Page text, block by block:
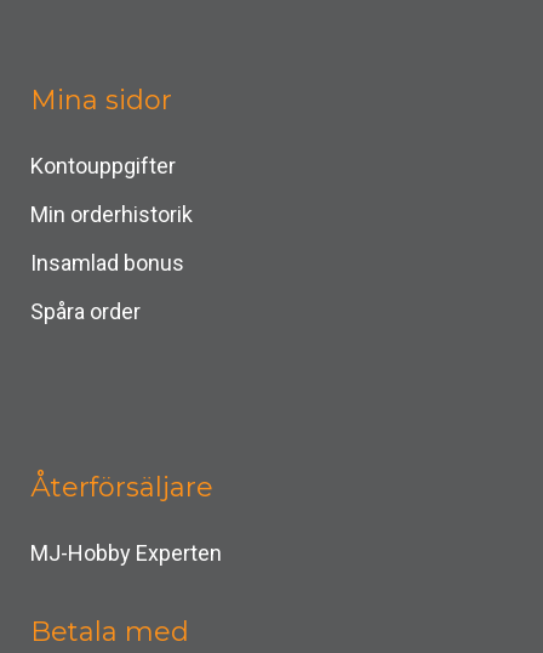
Mina sidor
Kontouppgifter
Min orderhistorik
Insamlad bonus
Spåra order
Återförsäljare
MJ-Hobby Experten
Betala med